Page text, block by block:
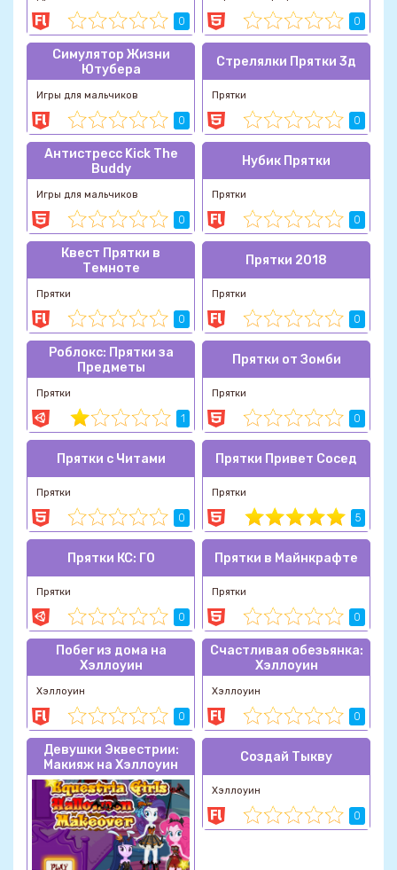
0 0
Симулятор Жизни
Ютубера
Игры для мальчиков
0
Стрелялки Прятки 3д
Прятки
0
Антистресс Kick The
Buddy
Игры для мальчиков
0
Нубик Прятки
Прятки
0
Квест Прятки в
Темноте
Прятки
0
Прятки 2018
Прятки
0
Роблокс: Прятки за
Предметы
Прятки
1
Прятки от Зомби
Прятки
0
Прятки с Читами
Прятки
0
Прятки Привет Сосед
Прятки
5
Прятки КС: ГО
Прятки
0
Прятки в Майнкрафте
Прятки
0
Побег из дома на
Хэллоуин
Хэллоуин
0
Счастливая обезьянка:
Хэллоуин
Хэллоуин
0
Девушки Эквестрии:
Макияж на Хэллоуин
Создай Тыкву
Хэллоуин
0